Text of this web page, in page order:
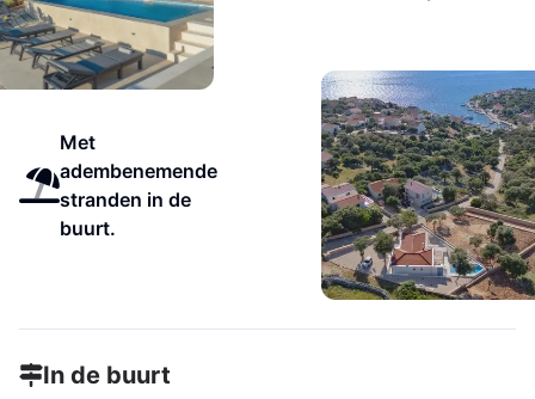
Met
adembenemende
stranden in de
buurt.
In de buurt